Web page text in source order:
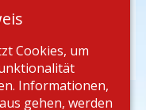
Cookies, um
Informationen,
gehen, werden